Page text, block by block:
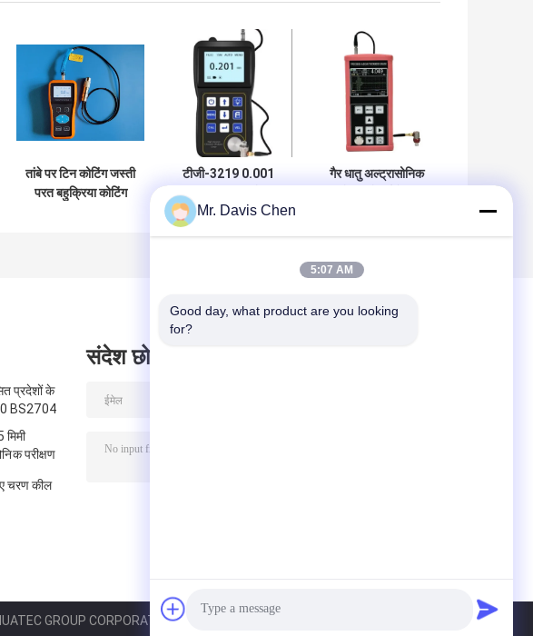
तांबे पर टिन कोटिंग जस्ती
परत बहुक्रिया कोटिंग
टीजी-3219 0.001
रिज़ॉल्यूशन स्टील मापने
के लिए अल्ट्रासोनिक
गैर धातु अल्ट्रासोनिक
प्रदेशों के
BS2704
परीक्षण
चरण कील
संदेश छोड़ दो
GROUP CORPORATION. All Rights Reserved.
Mr. Davis Chen
5:07 AM
Good day, what product are you looking
for?